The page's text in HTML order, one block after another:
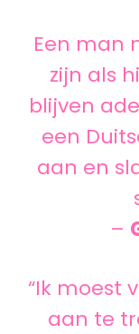
Een man
zijn als
blijven
een
aan en
–
“Ik moest
aan te